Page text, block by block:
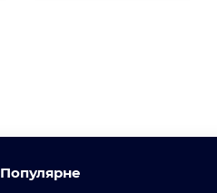
Популярне